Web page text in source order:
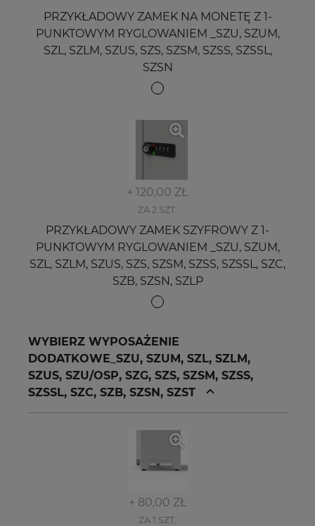
PRZYKŁADOWY ZAMEK NA MONETĘ Z 1-
PUNKTOWYM RYGLOWANIEM _SZU, SZUM,
SZL, SZLM, SZUS, SZS, SZSM, SZSS, SZSSL,
SZSN
+ 120,00 ZŁ
ZA 2 SZT.
PRZYKŁADOWY ZAMEK SZYFROWY Z 1-
PUNKTOWYM RYGLOWANIEM _SZU, SZUM,
SZL, SZLM, SZUS, SZS, SZSM, SZSS, SZSSL, SZC,
SZB, SZSN, SZLP
WYBIERZ WYPOSAŻENIE
DODATKOWE_SZU, SZUM, SZL, SZLM,
SZUS, SZU/OSP, SZG, SZS, SZSM, SZSS,
SZSSL, SZC, SZB, SZSN, SZST
+ 80,00 ZŁ
ZA 1 SZT.